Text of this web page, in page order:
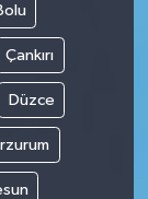
Çankırı
Düzce